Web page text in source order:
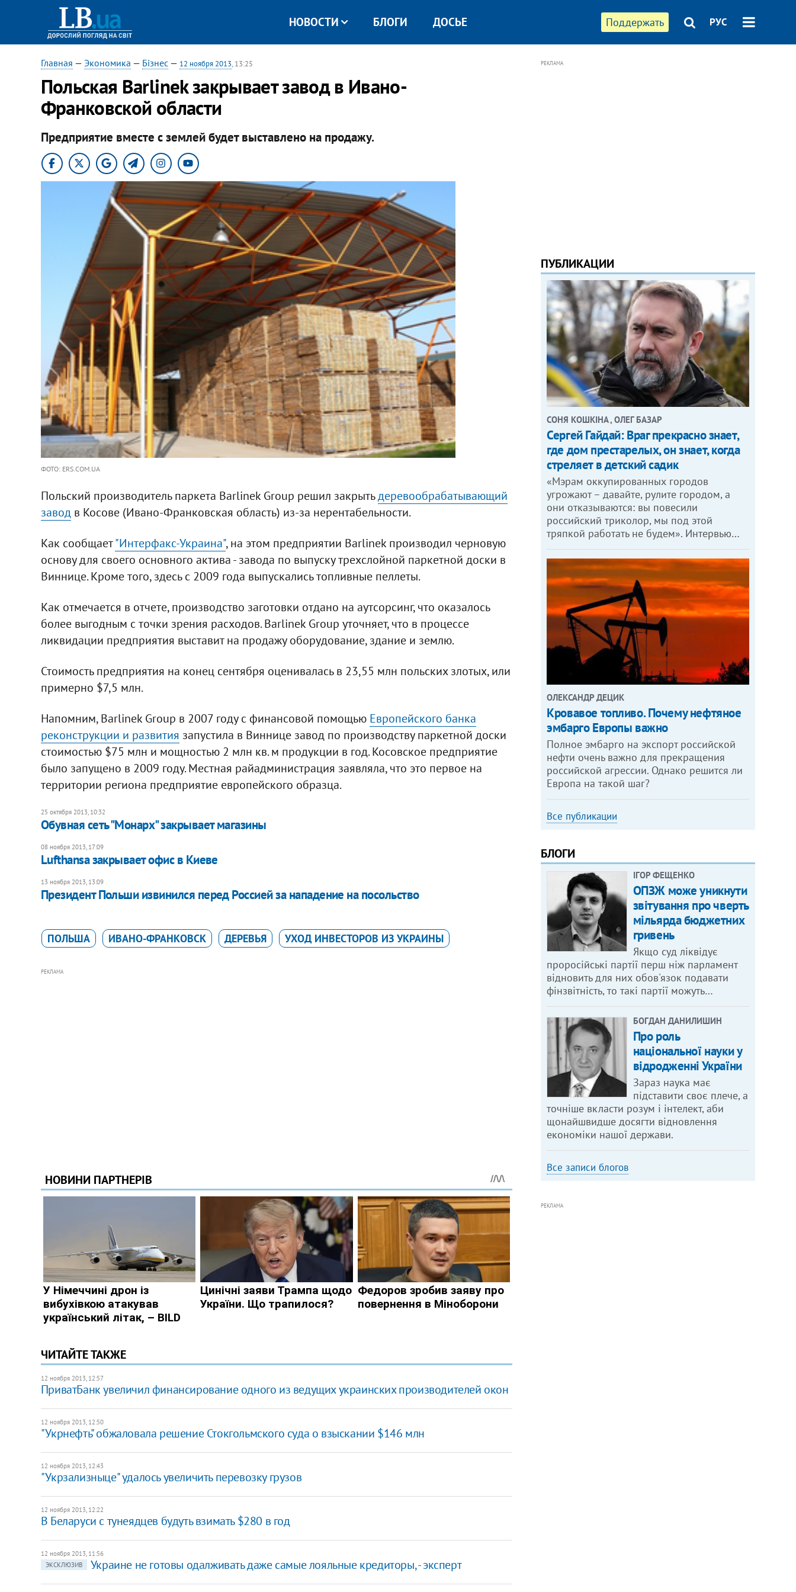
Поддержать РУС
НОВОСТИ БЛОГИ ДОСЬЕ
Главная — Экономика — Бізнес— 12 ноября 2013, 13:25
Польская Barlinek закрывает завод в Ивано-
Франковской области
Предприятие вместе с землей будет выставлено на продажу.
ФОТО: ERS.COM.UA
Польский производитель паркета Barlinek Group решил закрытьдеревообрабатывающий
заводв Косове (Ивано-Франковская область) из-за нерентабельности.
Как сообщает"Интерфакс-Украина", на этом предприятии Barlinek производил черновую
основу для своего основного актива - завода по выпуску трехслойной паркетной доски в
Виннице. Кроме того, здесь с 2009 года выпускались топливные пеллеты.
Как отмечается в отчете, производство заготовки отдано на аутсорсинг, что оказалось
более выгодным с точки зрения расходов. Barlinek Group уточняет, что в процессе
ликвидации предприятия выставит на продажу оборудование, здание и землю.
Стоимость предприятия на конец сентября оценивалась в 23,55 млн польских злотых, или
примерно $7,5 млн.
Напомним, Barlinek Group в 2007 году с финансовой помощью Европейского банка
реконструкции и развития запустила в Виннице завод по производству паркетной доски
стоимостью $75 млн и мощностью 2 млн кв. м продукции в год. Косовское предприятие
было запущено в 2009 году. Местная райадминистрация заявляла, что это первое на
территории региона предприятие европейского образца.
25 октября 2013, 10:32
Обувная сеть "Монарх" закрывает магазины
08 ноября 2013, 17:09
Lufthansa закрывает офис в Киеве
13 ноября 2013, 13:09
Президент Польши извинился перед Россией за нападение на посольство
ПОЛЬША ИВАНО-ФРАНКОВСК ДЕРЕВЬЯ УХОД ИНВЕСТОРОВ ИЗ УКРАИНЫ
РЕКЛАМА
ЧИТАЙТЕ ТАКЖЕ
12 ноября 2013, 12:57
​ПриватБанк увеличил финансирование одного из ведущих украинских производителей окон
12 ноября 2013, 12:50
"Укрнефть" обжаловала решение Стокгольмского суда о взыскании $146 млн
12 ноября 2013, 12:43
​"Укрзализныце" удалось увеличить перевозку грузов
12 ноября 2013, 12:22
В Беларуси с тунеядцев будуть взимать $280 в год
12 ноября 2013, 11:56
ЭКСКЛЮЗИВ
Украине не готовы одалживать даже самые лояльные кредиторы, - эксперт
РЕКЛАМА
ПУБЛИКАЦИИ
СОНЯ КОШКІНА , ОЛЕГ БАЗАР
Сергей Гайдай: Враг прекрасно знает,
где дом престарелых, он знает, когда
стреляет в детский садик
«Мэрам оккупированных городов
угрожают – давайте, рулите городом, а
они отказываются: вы повесили
российский триколор, мы под этой
тряпкой работать не будем». Интервью…
ОЛЕКСАНДР ДЕЦИК
Кровавое топливо. Почему нефтяное
эмбарго Европы важно
Полное эмбарго на экспорт российской
нефти очень важно для прекращения
российской агрессии. Однако решится ли
Европа на такой шаг?
Все публикации
БЛОГИ
ІГОР ФЕЩЕНКО
ОПЗЖ може уникнути
звітування про чверть
мільярда бюджетних
гривень
Якщо суд ліквідує
проросійські партії перш ніж парламент
відновить для них обов'язок подавати
фінзвітність, то такі партії можуть…
БОГДАН ДАНИЛИШИН
Про роль
національної науки у
відродженні України
Зараз наука має
підставити своє плече, а
точніше вкласти розум і інтелект, аби
щонайшвидше досягти відновлення
економіки нашої держави.
Все записи блогов
РЕКЛАМА